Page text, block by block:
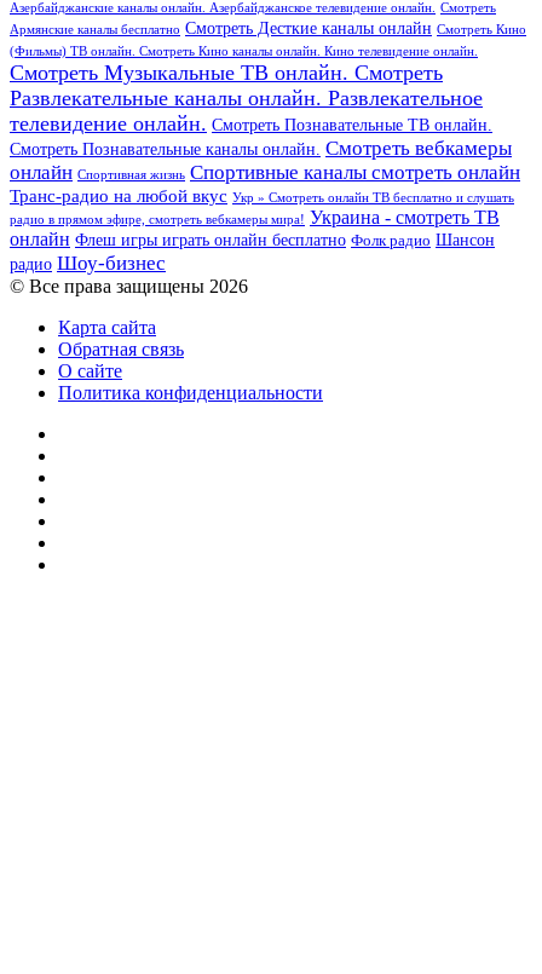
Азербайджанские каналы онлайн. Азербайджанское телевидение онлайн.
Смотреть
Армянские каналы бесплатно Смотреть Десткие каналы онлайн Смотреть Кино
(Фильмы) ТВ онлайн. Смотреть Кино каналы онлайн. Кино телевидение онлайн.
Смотреть Музыкальные ТВ онлайн. Смотреть
Развлекательные каналы онлайн. Развлекательное
телевидение онлайн. Смотреть Познавательные ТВ онлайн.
Смотреть Познавательные каналы онлайн. Смотреть вебкамеры
онлайн Спортивная жизнь Спортивные каналы смотреть онлайн
Транс-радио на любой вкус Укр » Смотреть онлайн ТВ бесплатно и слушать
радио в прямом эфире, смотреть вебкамеры мира! Украина - смотреть ТВ
онлайн Флеш игры играть онлайн бесплатно Фолк радио Шансон
радио Шоу-бизнес
© Все права защищены 2026
Карта сайта
Обратная связь
О сайте
Политика конфиденциальности